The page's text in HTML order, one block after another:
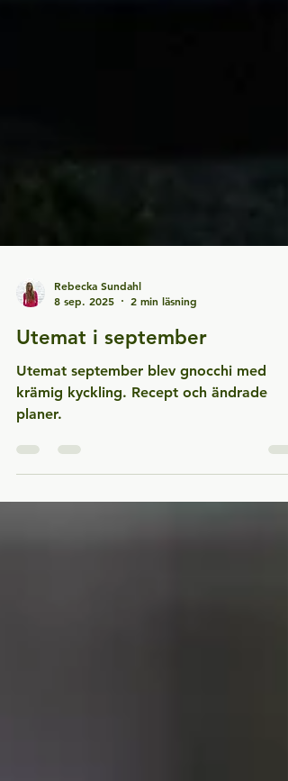
8 sep. 2025
2 min läsning
Utemat i september
Utemat september blev gnocchi med
krämig kyckling. Recept och ändrade
planer.